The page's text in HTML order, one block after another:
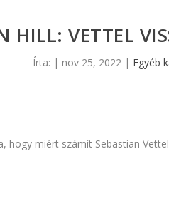
HILL: VETTEL
Írta: | nov 25, 2022 | Egyéb
hogy miért számít Sebastian